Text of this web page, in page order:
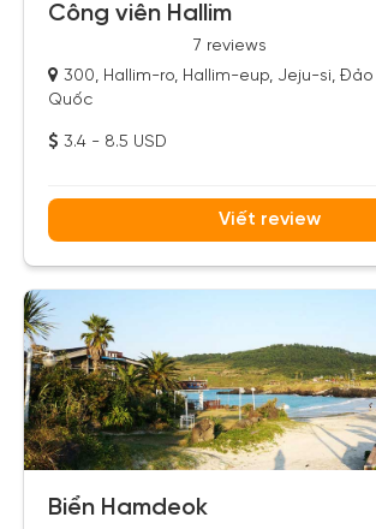
Công viên Hallim
7 reviews
300, Hallim-ro, Hallim-eup, Jeju-si, Đảo
Quốc
3.4 - 8.5 USD
Viết review
Biển Hamdeok